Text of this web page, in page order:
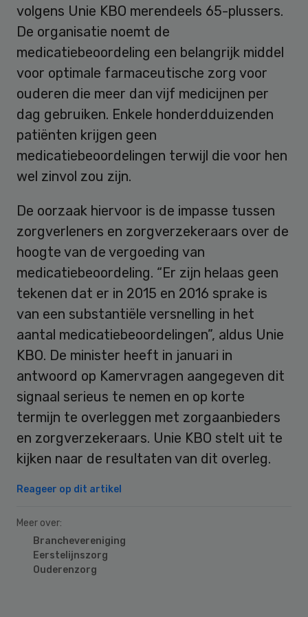
volgens Unie KBO merendeels 65-plussers.
De organisatie noemt de
medicatiebeoordeling een belangrijk middel
voor optimale farmaceutische zorg voor
ouderen die meer dan vijf medicijnen per
dag gebruiken. Enkele honderdduizenden
patiënten krijgen geen
medicatiebeoordelingen terwijl die voor hen
wel zinvol zou zijn.
De oorzaak hiervoor is de impasse tussen
zorgverleners en zorgverzekeraars over de
hoogte van de vergoeding van
medicatiebeoordeling. “Er zijn helaas geen
tekenen dat er in 2015 en 2016 sprake is
van een substantiële versnelling in het
aantal medicatiebeoordelingen”, aldus Unie
KBO. De minister heeft in januari in
antwoord op Kamervragen aangegeven dit
signaal serieus te nemen en op korte
termijn te overleggen met zorgaanbieders
en zorgverzekeraars. Unie KBO stelt uit te
kijken naar de resultaten van dit overleg.
Reageer op dit artikel
Meer over:
Branchevereniging
Eerstelijnszorg
Ouderenzorg